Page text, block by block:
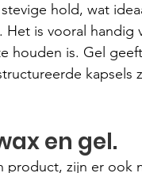
hold, wat
Het is vooral
houden is. Gel
kapsels
en gel.
product, zijn er ook